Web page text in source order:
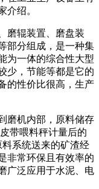
介绍。
磨辊装置、磨盘装
部分组成，是一种集
为一体的综合性大型
少，节能等都是它的
的性价比很高，生产
磨机内部，原料储存
带喂料秤计量后的
系统送来的矿渣经
非常环保且有效率的
广泛应用于水泥、电